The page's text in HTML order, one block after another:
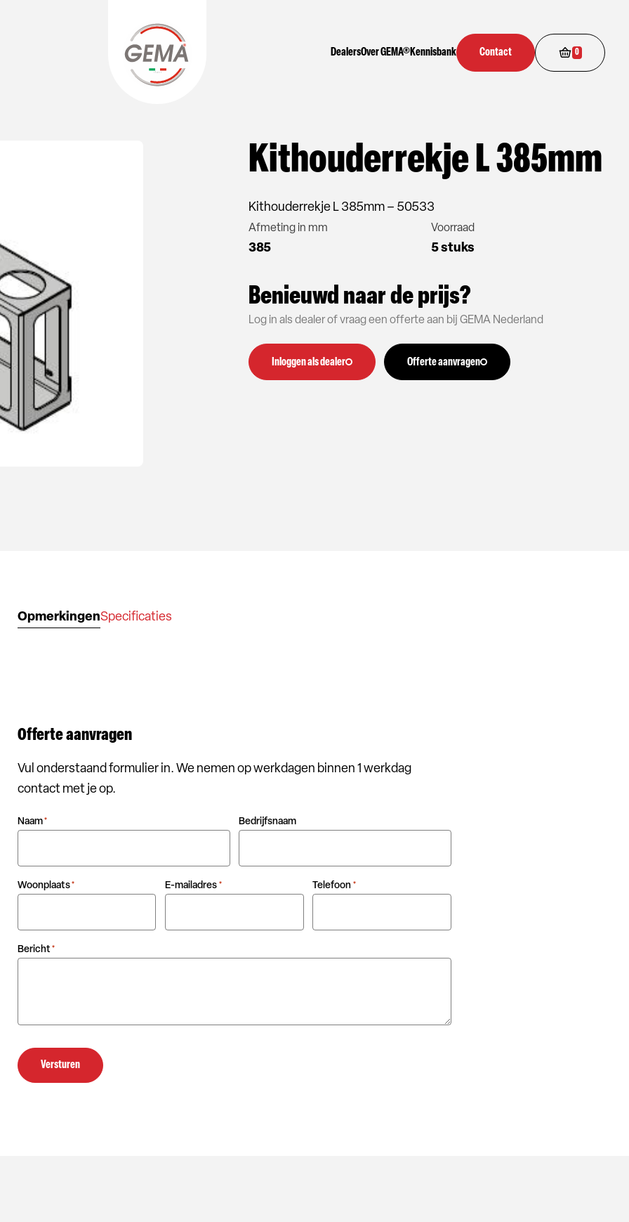
DealersOver GEMA®Kennisbank Contact 0
Kithouderrekje L 385mm
Kithouderrekje L 385mm – 50533
Afmeting in mm
385
Voorraad
5 stuks
Benieuwd naar de prijs?
Log in als dealer of vraag een offerte aan bij GEMA Nederland
Inloggen als dealer Offerte aanvragen
OpmerkingenSpecificaties
Offerte aanvragen
Vul onderstaand formulier in. We nemen op werkdagen binnen 1 werkdag
contact met je op.
Naam* Bedrijfsnaam
Woonplaats* E-mailadres * Telefoon *
Bericht *
Versturen